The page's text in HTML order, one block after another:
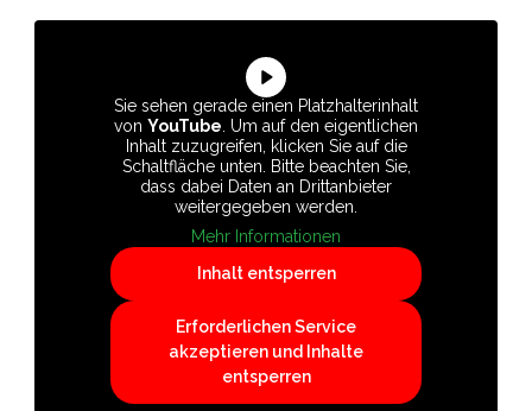
Sie sehen gerade einen Platzhalterinhalt
von YouTube . Um auf den eigentlichen
Inhalt zuzugreifen, klicken Sie auf die
Schaltfläche unten. Bitte beachten Sie,
dass dabei Daten an Drittanbieter
weitergegeben werden.
Mehr Informationen
Inhalt entsperren
Erforderlichen Service
akzeptieren und Inhalte
entsperren